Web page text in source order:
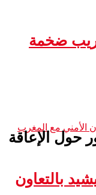
ضخمة
بالتعاون
حول الإعاقة